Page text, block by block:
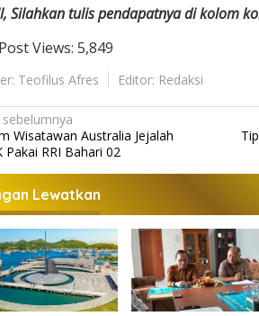
Silahkan tulis pendapatnya di kolom
Post Views: 5,849
Teofilus Afres Editor: Redaksi
sebelumnya
Wisatawan Australia Jejalah
Pakai RRI Bahari 02
Lewatkan